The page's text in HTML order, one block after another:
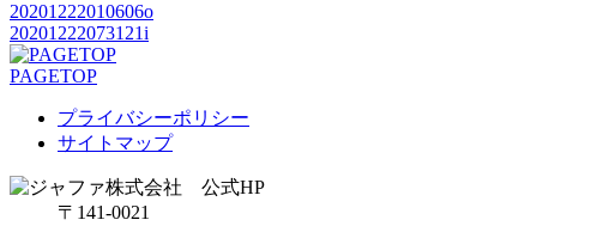
20201222010606o
20201222073121i
PAGETOP
プライバシーポリシー
サイトマップ
〒141-0021